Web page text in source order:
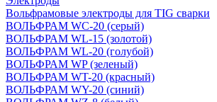
Вольфрамовые электроды для TIG сварки
ВОЛЬФРАМ WC-20 (серый)
ВОЛЬФРАМ WL-15 (золотой)
ВОЛЬФРАМ WL-20 (голубой)
ВОЛЬФРАМ WP (зеленый)
ВОЛЬФРАМ WT-20 (красный)
ВОЛЬФРАМ WY-20 (синий)